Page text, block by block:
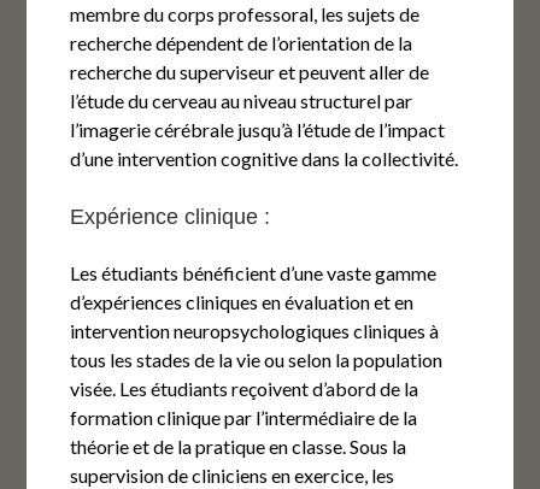
membre du corps professoral, les sujets de
recherche dépendent de l’orientation de la
recherche du superviseur et peuvent aller de
l’étude du cerveau au niveau structurel par
l’imagerie cérébrale jusqu’à l’étude de l’impact
d’une intervention cognitive dans la collectivité.
Expérience clinique :
Les étudiants bénéficient d’une vaste gamme
d’expériences cliniques en évaluation et en
intervention neuropsychologiques cliniques à
tous les stades de la vie ou selon la population
visée. Les étudiants reçoivent d’abord de la
formation clinique par l’intermédiaire de la
théorie et de la pratique en classe. Sous la
supervision de cliniciens en exercice, les